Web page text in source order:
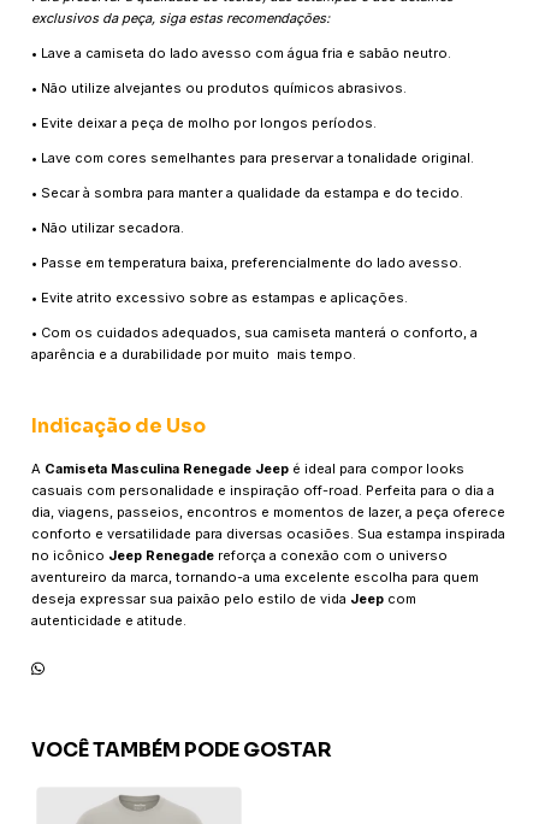
exclusivos da peça, siga estas recomendações:
• Lave a camiseta do lado avesso com água fria e sabão neutro.
• Não utilize alvejantes ou produtos químicos abrasivos.
• Evite deixar a peça de molho por longos períodos.
• Lave com cores semelhantes para preservar a tonalidade original.
• Secar à sombra para manter a qualidade da estampa e do tecido.
• Não utilizar secadora.
• Passe em temperatura baixa, preferencialmente do lado avesso.
• Evite atrito excessivo sobre as estampas e aplicações.
• Com os cuidados adequados, sua camiseta manterá o conforto, a
aparência e a durabilidade por muito mais tempo.
Indicação de Uso
A Camiseta Masculina Renegade Jeep é ideal para compor looks
casuais com personalidade e inspiração off-road. Perfeita para o dia a
dia, viagens, passeios, encontros e momentos de lazer, a peça oferece
conforto e versatilidade para diversas ocasiões. Sua estampa inspirada
no icônico Jeep Renegade reforça a conexão com o universo
aventureiro da marca, tornando-a uma excelente escolha para quem
deseja expressar sua paixão pelo estilo de vida Jeep com
autenticidade e atitude.
VOCÊ TAMBÉM PODE GOSTAR